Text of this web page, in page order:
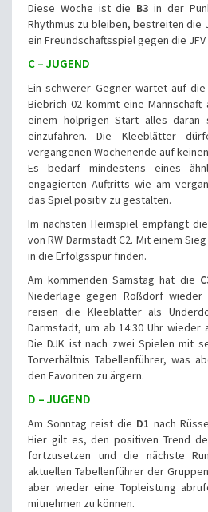
Diese Woche ist die B3 in der
Rhythmus zu bleiben, bestreiten die
ein Freundschaftsspiel gegen die
C – JUGEND
Ein schwerer Gegner wartet auf die
Biebrich 02 kommt eine
einem holprigen Start alles daran
einzufahren. Die Kleeblätter
vergangenen Wochenende auf
Es bedarf mindestens eines
engagierten Auftritts wie am
das Spiel positiv zu gestalten.
Im nächsten Heimspiel empfängt
von RW Darmstadt C2. Mit einem
in die Erfolgsspur finden.
Am kommenden Samstag hat die
Niederlage gegen Roßdorf wieder
reisen die Kleeblätter als
Darmstadt, um ab 14:30 Uhr wieder
Die DJK ist nach zwei Spielen mit
Torverhältnis Tabellenführer, was
den Favoriten zu ärgern.
D – JUGEND
Am Sonntag reist die D1 nach
Hier gilt es, den positiven Trend
fortzusetzen und die nächste
aktuellen Tabellenführer der
aber wieder eine Topleistung
mitnehmen zu können.